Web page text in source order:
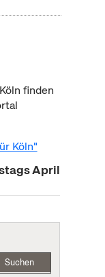
finden
Köln"
April
Suchen